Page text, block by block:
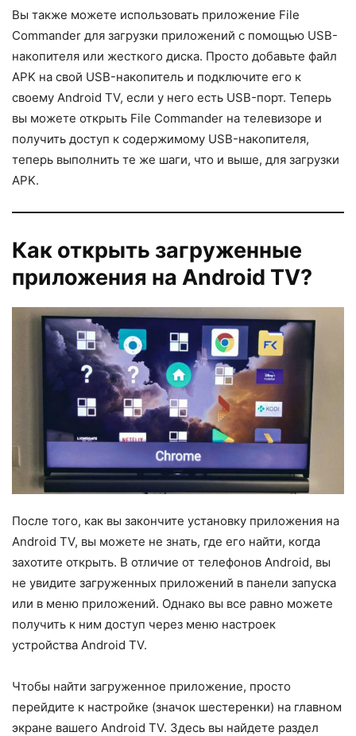
Вы также можете использовать приложение File
Commander для загрузки приложений с помощью USB-
накопителя или жесткого диска. Просто добавьте файл
APK на свой USB-накопитель и подключите его к
своему Android TV, если у него есть USB-порт. Теперь
вы можете открыть File Commander на телевизоре и
получить доступ к содержимому USB-накопителя,
теперь выполнить те же шаги, что и выше, для загрузки
APK.
Как открыть загруженные
приложения на Android TV?
После того, как вы закончите установку приложения на
Android TV, вы можете не знать, где его найти, когда
захотите открыть. В отличие от телефонов Android, вы
не увидите загруженных приложений в панели запуска
или в меню приложений. Однако вы все равно можете
получить к ним доступ через меню настроек
устройства Android TV.
Чтобы найти загруженное приложение, просто
перейдите к настройке (значок шестеренки) на главном
экране вашего Android TV. Здесь вы найдете раздел